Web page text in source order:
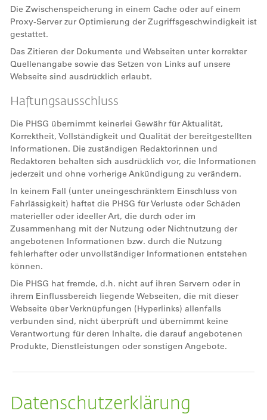
Die Zwischenspeicherung in einem Cache oder auf einem
Proxy-Server zur Optimierung der Zugriffsgeschwindigkeit ist
gestattet.
Das Zitieren der Dokumente und Webseiten unter korrekter
Quellenangabe sowie das Setzen von Links auf unsere
Webseite sind ausdrücklich erlaubt.
Haftungsausschluss
Die PHSG übernimmt keinerlei Gewähr für Aktualität,
Korrektheit, Vollständigkeit und Qualität der bereitgestellten
Informationen. Die zuständigen Redaktorinnen und
Redaktoren behalten sich ausdrücklich vor, die Informationen
jederzeit und ohne vorherige Ankündigung zu verändern.
In keinem Fall (unter uneingeschränktem Einschluss von
Fahrlässigkeit) haftet die PHSG für Verluste oder Schäden
materieller oder ideeller Art, die durch oder im
Zusammenhang mit der Nutzung oder Nichtnutzung der
angebotenen Informationen bzw. durch die Nutzung
fehlerhafter oder unvollständiger Informationen entstehen
können.
Die PHSG hat fremde, d.h. nicht auf ihren Servern oder in
ihrem Einflussbereich liegende Webseiten, die mit dieser
Webseite über Verknüpfungen (Hyperlinks) allenfalls
verbunden sind, nicht überprüft und übernimmt keine
Verantwortung für deren Inhalte, die darauf angebotenen
Produkte, Dienstleistungen oder sonstigen Angebote.
Datenschutzerklärung